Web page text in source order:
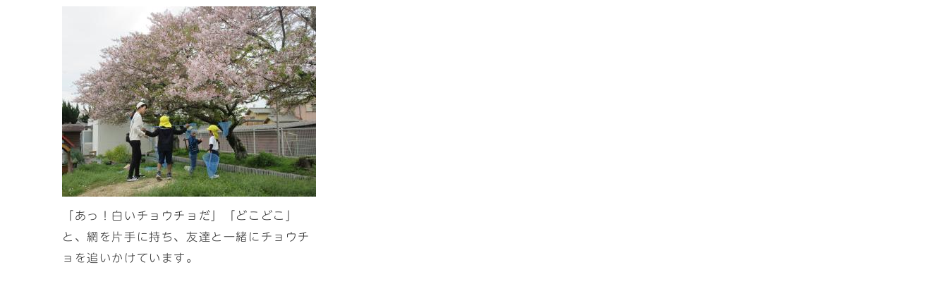
「あっ！白いチョウチョだ」「どこどこ」
と、網を片手に持ち、友達と一緒にチョウチ
ョを追いかけています。